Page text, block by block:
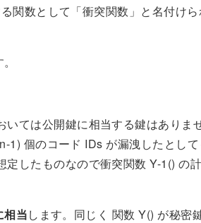
関数として「衝突関数」と名付け
ては公開鍵に相当する鍵はありま
1) 個のコード IDs が漏洩したとして
したものなので衝突関数 Y-1() の
相当します。同じく 関数 Y() が秘密